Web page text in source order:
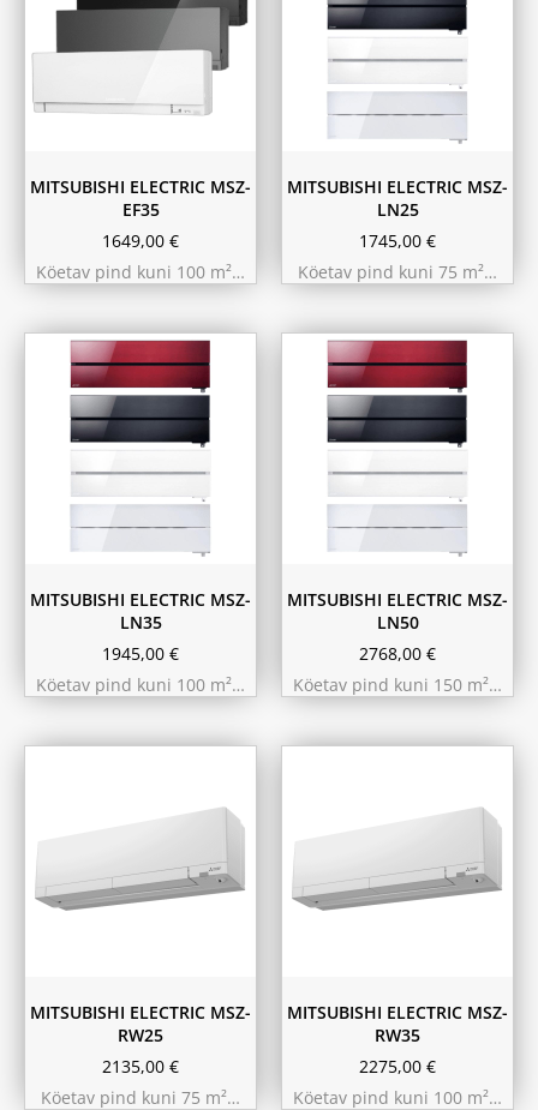
MITSUBISHI ELECTRIC MSZ-
EF35
1649,00 €
Köetav pind kuni 100 m²…
Must
Pärlvalge
MITSUBISHI ELECTRIC MSZ-
LN25
1745,00 €
Köetav pind kuni 75 m²…
Must
Pärlvalge
MITSUBISHI ELECTRIC MSZ-
LN35
1945,00 €
Köetav pind kuni 100 m²…
Must
Pärlvalge
MITSUBISHI ELECTRIC MSZ-
LN50
2768,00 €
Köetav pind kuni 150 m²…
MITSUBISHI ELECTRIC MSZ-
RW25
2135,00 €
Köetav pind kuni 75 m²…
MITSUBISHI ELECTRIC MSZ-
RW35
2275,00 €
Köetav pind kuni 100 m²…